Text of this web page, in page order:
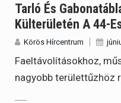
Tarló És
Külterületén A 44-
Körös Hírcentrum
Faeltávolításokhoz,
nagyobb területtűzhöz